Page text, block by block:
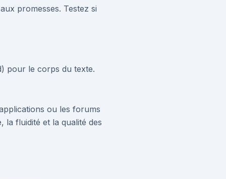
promesses. Testez si
pour le corps du texte.
ou les forums
la fluidité et la qualité des